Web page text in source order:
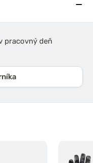
pracovný deň